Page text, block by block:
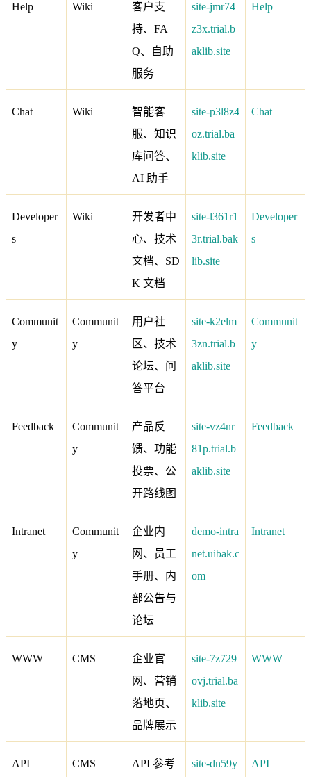
Help Wiki
客户支
持、FA
Q、自助
服务
site-jmr74
z3x.trial.b
aklib.site
Help
Chat Wiki
智能客
服、知识
库问答、
AI 助手
site-p3l8z4
oz.trial.ba
klib.site
Chat
Developer
s
Wiki
开发者中
心、技术
文档、SD
K 文档
site-l361r1
3r.trial.bak
lib.site
Developer
s
Communit
y
Communit
y
用户社
区、技术
论坛、问
答平台
site-k2elm
3zn.trial.b
aklib.site
Communit
y
Feedback
Communit
y
产品反
馈、功能
投票、公
开路线图
site-vz4nr
81p.trial.b
aklib.site
Feedback
Intranet
Communit
y
企业内
网、员工
手册、内
部公告与
论坛
demo-intra
net.uibak.c
om
Intranet
WWW CMS
企业官
网、营销
落地页、
品牌展示
site-7z729
ovj.trial.ba
klib.site
WWW
API CMS
API 参考
site-dn59y
API